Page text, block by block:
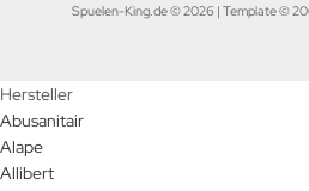
Spuelen-King.de © 2026 | Template ©
Hersteller
Abusanitair
Alape
Allibert